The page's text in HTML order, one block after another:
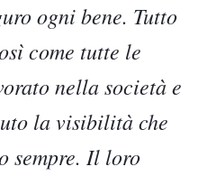
ogni bene. Tutto
come tutte le
nella società e
la visibilità che
sempre. Il loro